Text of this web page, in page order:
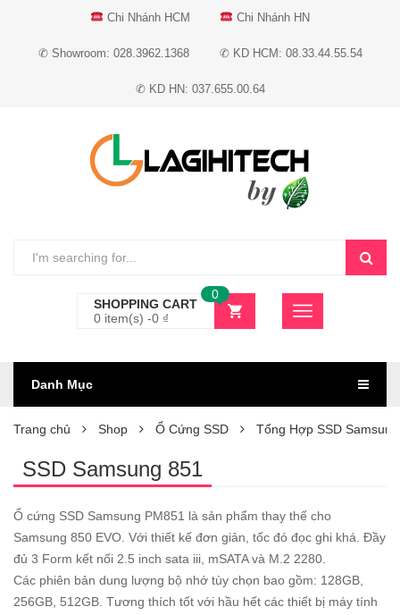
Chi Nhánh HCM Chi Nhánh HN
✆ Showroom: 028.3962.1368 ✆ KD HCM: 08.33.44.55.54
✆ KD HN: 037.655.00.64
SHOPPING CART
0 item(s) -0 ₫
0
Danh Mục
Trang chủ Shop Ổ Cứng SSD Tổng Hợp SSD Samsung
SSD Samsung 851
Ổ cứng SSD Samsung PM851 là sản phẩm thay thế cho
Samsung 850 EVO. Với thiết kế đơn giản, tốc đó đọc ghi khá. Đầy
đủ 3 Form kết nối 2.5 inch sata iii, mSATA và M.2 2280.
Các phiên bản dung lượng bộ nhớ tùy chọn bao gồm: 128GB,
256GB, 512GB. Tương thích tốt với hầu hết các thiết bị máy tính